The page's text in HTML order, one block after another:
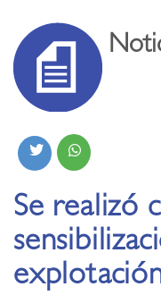
Se realizó